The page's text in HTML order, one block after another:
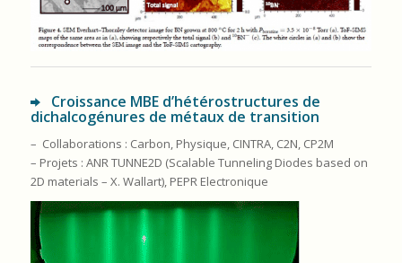
Croissance MBE d’hétérostructures de
dichalcogénures de métaux de transition
– Collaborations : Carbon, Physique, CINTRA, C2N, CP2M
– Projets : ANR TUNNE2D (Scalable Tunneling Diodes based on
2D materials – X. Wallart), PEPR Electronique